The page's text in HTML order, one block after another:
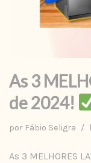
As 3
de 2024!
por Fábio Seligra
As 3 MELHORES